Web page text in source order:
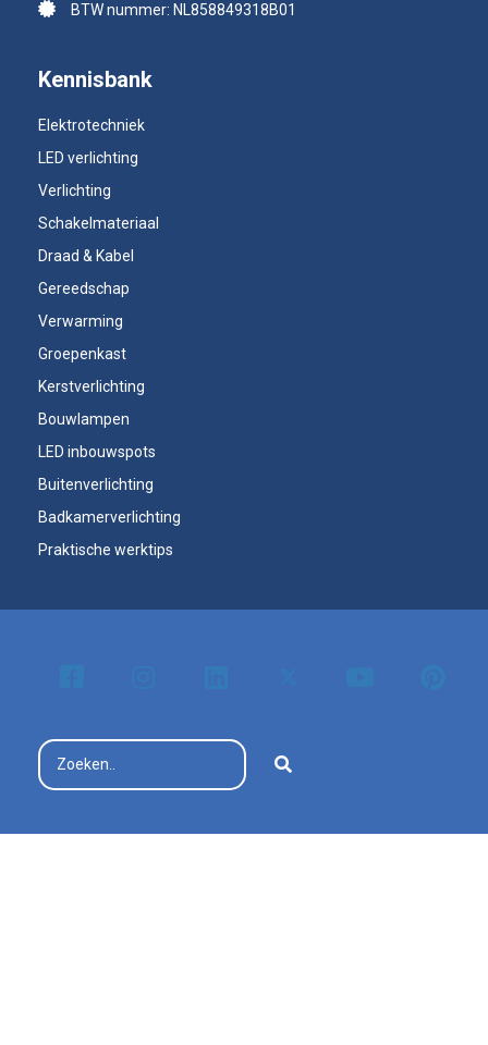
BTW nummer: NL858849318B01
Kennisbank
Elektrotechniek
LED verlichting
Verlichting
Schakelmateriaal
Draad & Kabel
Gereedschap
Verwarming
Groepenkast
Kerstverlichting
Bouwlampen
LED inbouwspots
Buitenverlichting
Badkamerverlichting
Praktische werktips